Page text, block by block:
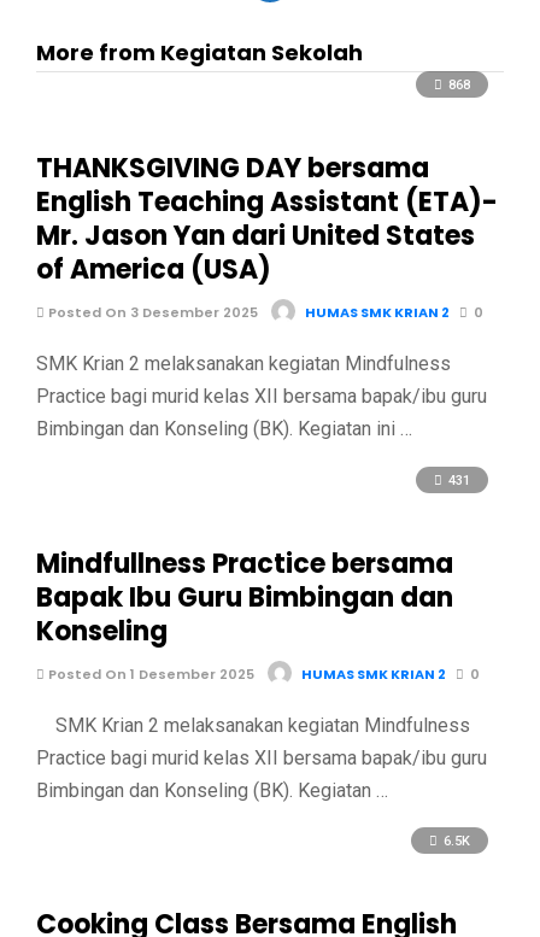
More from Kegiatan Sekolah
868
THANKSGIVING DAY bersama
English Teaching Assistant (ETA)-
Mr. Jason Yan dari United States
of America (USA)
Posted On 3 Desember 2025 HUMAS SMK KRIAN 2 0
SMK Krian 2 melaksanakan kegiatan Mindfulness
Practice bagi murid kelas XII bersama bapak/ibu guru
Bimbingan dan Konseling (BK). Kegiatan ini …
431
Mindfullness Practice bersama
Bapak Ibu Guru Bimbingan dan
Konseling
Posted On 1 Desember 2025 HUMAS SMK KRIAN 2 0
SMK Krian 2 melaksanakan kegiatan Mindfulness
Practice bagi murid kelas XII bersama bapak/ibu guru
Bimbingan dan Konseling (BK). Kegiatan …
6.5K
Cooking Class Bersama English